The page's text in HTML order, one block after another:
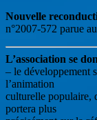
Nouvelle
n°2007-572 parue
L’association se
– le développement
l’animation
culturelle populaire,
portera plus